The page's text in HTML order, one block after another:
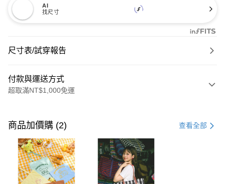
AI
找尺寸
尺寸表/試穿報告
付款與運送方式
超取滿NT$1,000免運
信用卡一次付款
購物金
超商取貨付款
LINE Pay
商品加價購 (2) 查看全部